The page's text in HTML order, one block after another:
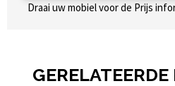
Draai uw mobiel voor de Prijs